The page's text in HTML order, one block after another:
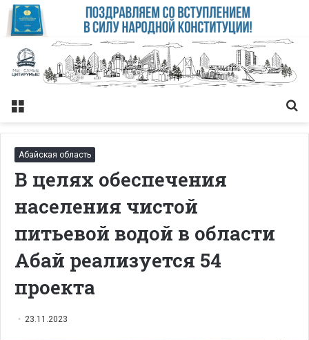
Меню
Абайская область
В целях обеспечения
населения чистой
питьевой водой в области
Абай реализуется 54
проекта
23.11.2023